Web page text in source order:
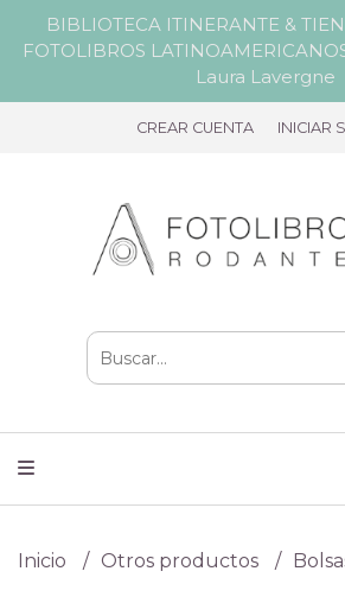
BIBLIOTECA ITINERANTE &
FOTOLIBROS
Laura Lavergne
CREAR CUENTA INICIAR
Inicio Otros productos